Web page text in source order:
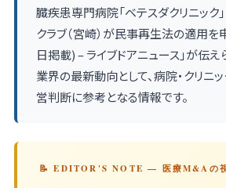
臓疾患専門病院「ベテスダクリニック
クラブ（宮崎）が民事再生法の適用
日掲載) – ライブドアニュース」が伝え
業界の最新動向として、病院・クリニ
営判断に参考となる情報です。
📝 EDITOR'S NOTE — 医療M&Aの